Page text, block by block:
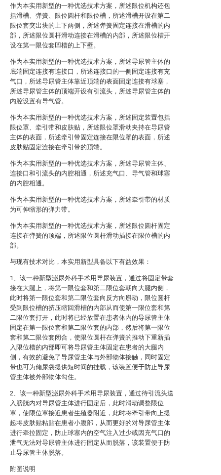
作为本实用新型的一种优选技术方案，所述限位机构还包
括滑槽、弹簧、限位圆杆和限位槽，所述滑槽开设在第二
限位套突出块的上下两侧，所述弹簧固定连接在滑槽的内
部，所述限位圆杆滑动连接在滑槽的内部，所述限位槽开
设在第一限位套凹槽的上下壁。
作为本实用新型的一种优选技术方案，所述导尿管主体的
底端固定连接有连接口，所述连接口的一侧固定连接有充
气口，所述导尿管主体靠近顶端的表面固定连接有球塞，
所述导尿管主体的顶端开设有引流头，所述导尿管主体的
内腔设置有导气管。
作为本实用新型的一种优选技术方案，所述固定装置包括
限位罩、牵引带和皮肤贴，所述限位罩滑动夹持在导尿管
主体的表面，所述牵引带固定连接在限位罩的表面，所述
皮肤贴固定连接在牵引带的顶端。
作为本实用新型的一种优选技术方案，所述导尿管主体、
连接口和引流头的内腔相通，所述充气口、导气管和球塞
的内腔相通。
作为本实用新型的一种优选技术方案，所述牵引带的材质
为可伸缩形的弹力带。
作为本实用新型的一种优选技术方案，所述限位圆杆固定
连接在弹簧的顶端，所述限位圆杆滑动插接在限位槽的内
部。
与现有技术对比，本实用新型具备以下有益效果：
1、该一种新型泌尿外科手术用导尿装置，通过将固定带套
接在大腿上，将第一限位套和第二限位套朝向大腿内侧，
此时将第一限位套和第二限位套向反方向掰动，限位圆杆
受到限位槽的挤压缩回滑槽的内部从而使第一限位套和第
二限位套打开，此时将已经放置在患者体内的导尿管主体
固定在第一限位套和第二限位套的内部，然后将第一限位
套和第二限位套闭合，使限位圆杆在弹簧的推动下重新插
入限位槽的内部即可将导尿管主体固定在患者的大腿内
侧，有效的避免了导尿管主体与外部物体接触，同时固定
带也可为储尿袋提供短时间的挂载，该装置便于防止导尿
管主体被外部物体勾住。
2、该一种新型泌尿外科手术用导尿装置，通过待引流头送
入膀胱内对导尿管主体进行固定后，此时滑动调整限位
罩，使限位罩接近患者生殖器附近，此时将牵引带向上提
起将皮肤贴粘贴在患者小腹部，从而更好的对导尿管主体
进行牵拉固定，防止球塞内的空气注入过少或因充气口的
泄气无法对导尿管主体进行固定从而脱落，该装置便于防
止导尿管主体脱落。
附图说明